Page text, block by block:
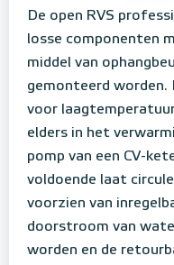
De open RVS
losse componenten
middel van
gemonteerd worden.
voor
elders in het
pomp van een CV-
voldoende laat
voorzien van
doorstroom van
worden en de